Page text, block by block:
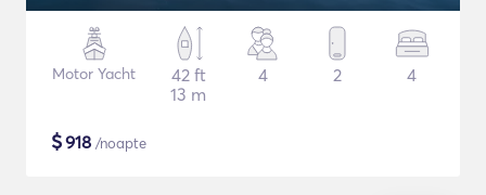
Motor Yacht
42 ft
13 m
4 2 4
$918 /noapte